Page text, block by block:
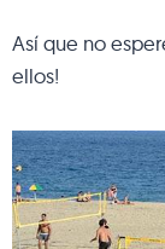
Así que no
ellos!